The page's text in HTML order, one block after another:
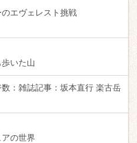
のエヴェレスト挑戦
いた山
： 雑誌記事： 坂本直行 楽古岳
アの世界